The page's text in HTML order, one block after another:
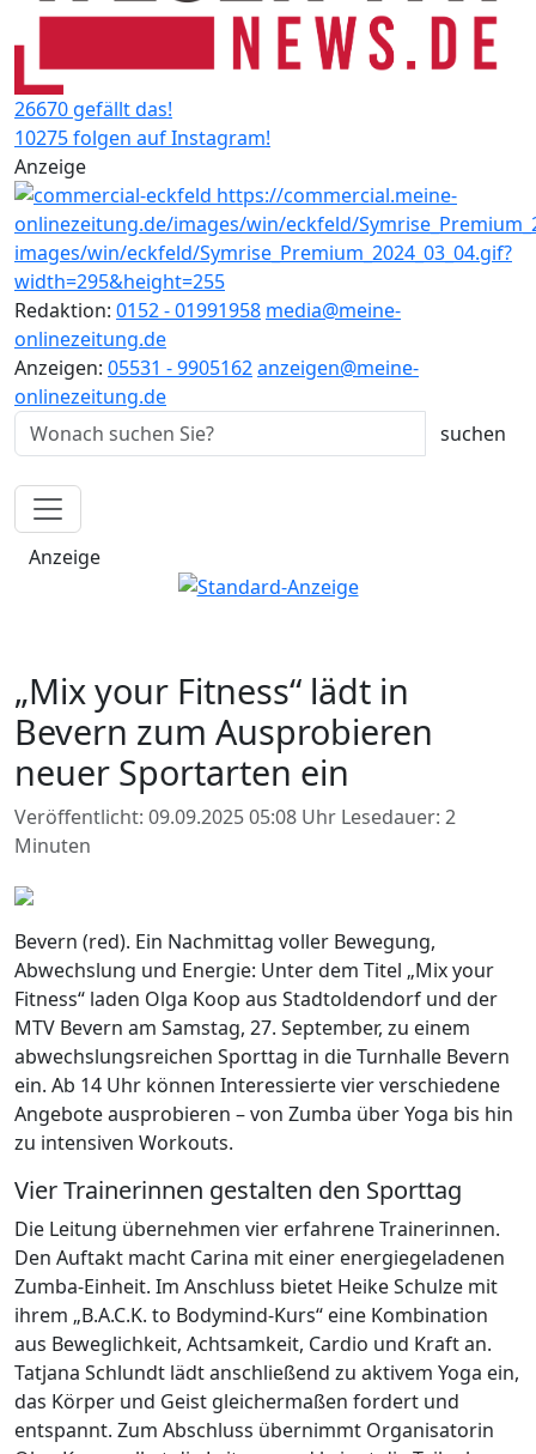
26670 gefällt das!
10275 folgen auf Instagram!
Anzeige
Redaktion: 0152 - 01991958 media@meine-
onlinezeitung.de
Anzeigen: 05531 - 9905162anzeigen@meine-
onlinezeitung.de
Anzeige
„Mix your Fitness“ lädt in
Bevern zum Ausprobieren
neuer Sportarten ein
Veröffentlicht: 09.09.2025 05:08 Uhr Lesedauer: 2
Minuten
Bevern (red). Ein Nachmittag voller Bewegung,
Abwechslung und Energie: Unter dem Titel „Mix your
Fitness“ laden Olga Koop aus Stadtoldendorf und der
MTV Bevern am Samstag, 27. September, zu einem
abwechslungsreichen Sporttag in die Turnhalle Bevern
ein. Ab 14 Uhr können Interessierte vier verschiedene
Angebote ausprobieren – von Zumba über Yoga bis hin
zu intensiven Workouts.
Vier Trainerinnen gestalten den Sporttag
Die Leitung übernehmen vier erfahrene Trainerinnen.
Den Auftakt macht Carina mit einer energiegeladenen
Zumba-Einheit. Im Anschluss bietet Heike Schulze mit
ihrem „B.A.C.K. to Bodymind-Kurs“ eine Kombination
aus Beweglichkeit, Achtsamkeit, Cardio und Kraft an.
Tatjana Schlundt lädt anschließend zu aktivem Yoga ein,
das Körper und Geist gleichermaßen fordert und
entspannt. Zum Abschluss übernimmt Organisatorin